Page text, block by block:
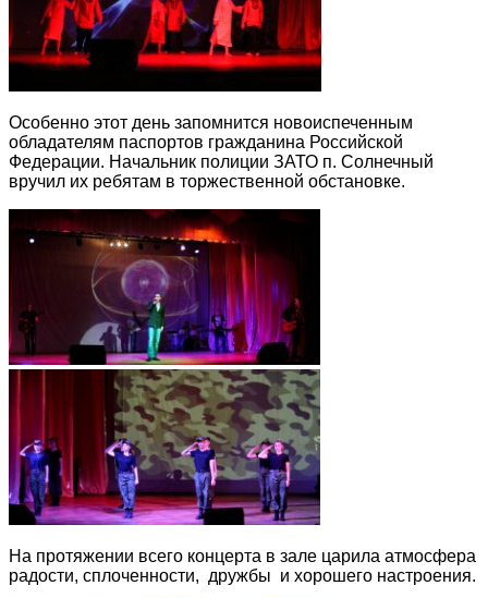
Особенно этот день запомнится новоиспеченным
обладателям паспортов гражданина Российской
Федерации. Начальник полиции ЗАТО п. Солнечный
вручил их ребятам в торжественной обстановке.
На протяжении всего концерта в зале царила атмосфера
радости, сплоченности, дружбы и хорошего настроения.